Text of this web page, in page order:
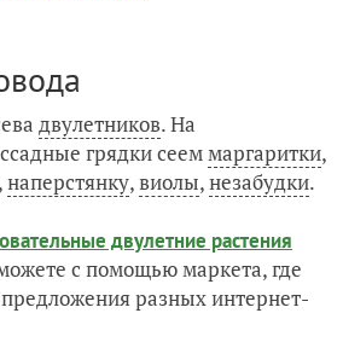
двулетников. На
грядки сееммаргаритки,
,наперстянку,виолы,незабудки.
двулетние растения
с помощью маркета, где
разных интернет-